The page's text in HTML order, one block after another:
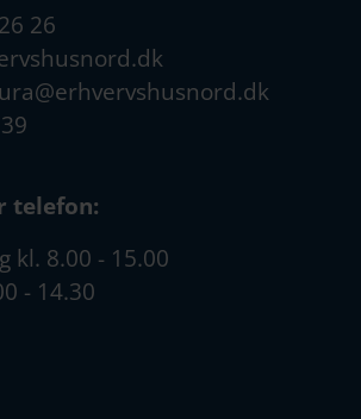
26
telefon:
kl. 8.00 - 15.00
- 14.30